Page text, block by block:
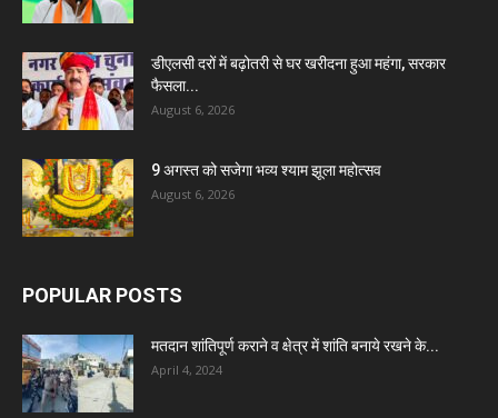
डीएलसी दरों में बढ़ोतरी से घर खरीदना हुआ महंगा, सरकार
फैसला...
August 6, 2026
9 अगस्त को सजेगा भव्य श्याम झूला महोत्सव
August 6, 2026
POPULAR POSTS
मतदान शांतिपूर्ण कराने व क्षेत्र में शांति बनाये रखने के...
April 4, 2024